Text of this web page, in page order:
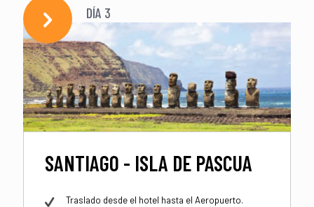
DÍA 3
SANTIAGO - ISLA DE PASCUA
Traslado desde el hotel hasta el Aeropuerto.